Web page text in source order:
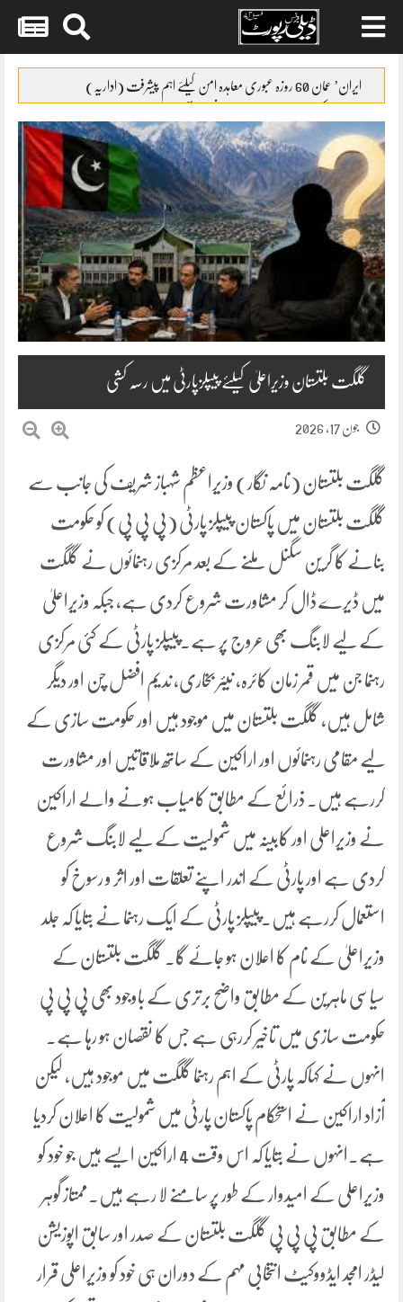
contentایران’ عمان 60 روزہ عبوری معاہدہ امن کیلئے اہم پیشرفت (اداریہ)
پیشرفت کا جائزہ
ایس ایس سی امتحانات 2026ء کا شیڈول جاری
پنشن فنڈز کی سرمایہ کاری سے خزانے کو نقصان پہنچانے کے معاملے کی
انکوائری شروع
گندم آٹے کا بحران تیل سے بھی بڑا ہو چکا ہے
گلگت بلتستان وزیراعلیٰ کیلئے پیپلزپارٹی میں رسہ کشی
جون 17, 2026
گلگت بلتستان (نامہ نگار) وزیراعظم شہباز شریف کی جانب سے
گلگت بلتستان میں پاکستان پیپلز پارٹی (پی پی پی) کو حکومت
بنانے کا گرین سگنل ملنے کے بعد مرکزی رہنمائوں نے گلگت
میں ڈیرے ڈال کر مشاورت شروع کردی ہے، جبکہ وزیراعلیٰ
کے لیے لابنگ بھی عروج پر ہے۔پیپلز پارٹی کے کئی مرکزی
رہنما جن میں قمر زمان کائرہ، نیئر بخاری، ندیم افضل چن اور دیگر
شامل ہیں، گلگت بلتستان میں موجود ہیں اور حکومت سازی کے
لیے مقامی رہنمائوں اور اراکین کے ساتھ ملاقاتیں اور مشاورت
کررہے ہیں۔ ذرائع کے مطابق کامیاب ہونے والے اراکین
نے وزیراعلی اور کابینہ میں شمولیت کے لیے لابنگ شروع
کردی ہے اور پارٹی کے اندر اپنے تعلقات اور اثر و رسوخ کو
استعمال کررہے ہیں۔پیپلز پارٹی کے ایک رہنما نے بتایا کہ جلد
وزیراعلیٰ کے نام کا اعلان ہو جائے گا۔ گلگت بلتستان کے
سیاسی ماہرین کے مطابق واضح برتری کے باوجود بھی پی پی پی
حکومت سازی میں تاخیر کررہی ہے جس کا نقصان ہو رہا ہے۔
انہوں نے کہاکہ پارٹی کے اہم رہنما گلگت میں موجود ہیں، لیکن
آزاد اراکین نے استحکام پاکستان پارٹی میں شمولیت کا اعلان کردیا
ہے۔انہوں نے بتایا کہ اس وقت 4 اراکین ایسے ہیں جو خود کو
وزیراعلی کے امیدوار کے طور پر سامنے لا رہے ہیں۔ممتاز گوہر
کے مطابق پی پی پی گلگت بلتستان کے صدر اور سابق اپوزیشن
لیڈر امجد ایڈووکیٹ انتخابی مہم کے دوران ہی خود کو وزیراعلی قرار